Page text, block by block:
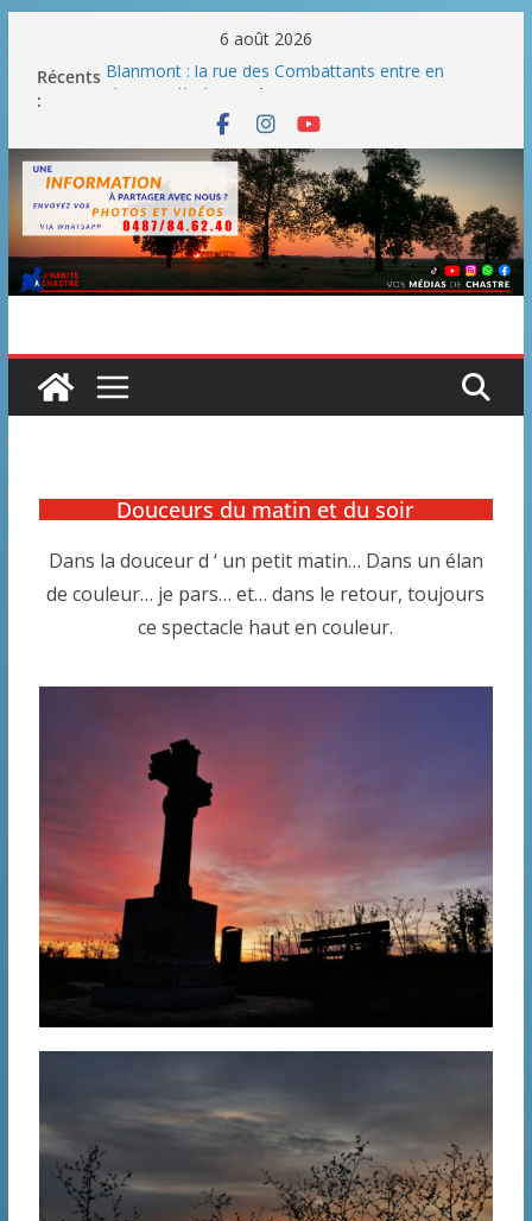
6 août 2026
Récents
:
Blanmont : la rue des Combattants entre en
Un WE de plus en plus chaud
Un WE parfait pour faire des BBQ
Un WE agréable pour des BBQ hormis dimanche
Une fête nationale sans drache
Douceurs du matin et du soir
Dans la douceur d ‘ un petit matin… Dans un élan
de couleur… je pars… et… dans le retour, toujours
ce spectacle haut en couleur.